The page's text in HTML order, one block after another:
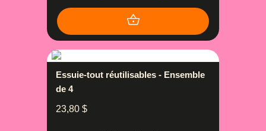
Essuie-tout réutilisables - Ensemble
de 4
23,80 $